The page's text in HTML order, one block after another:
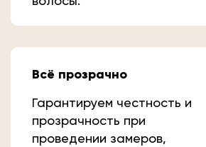
Всё прозрачно
Гарантируем честность и
прозрачность при
проведении замеров,